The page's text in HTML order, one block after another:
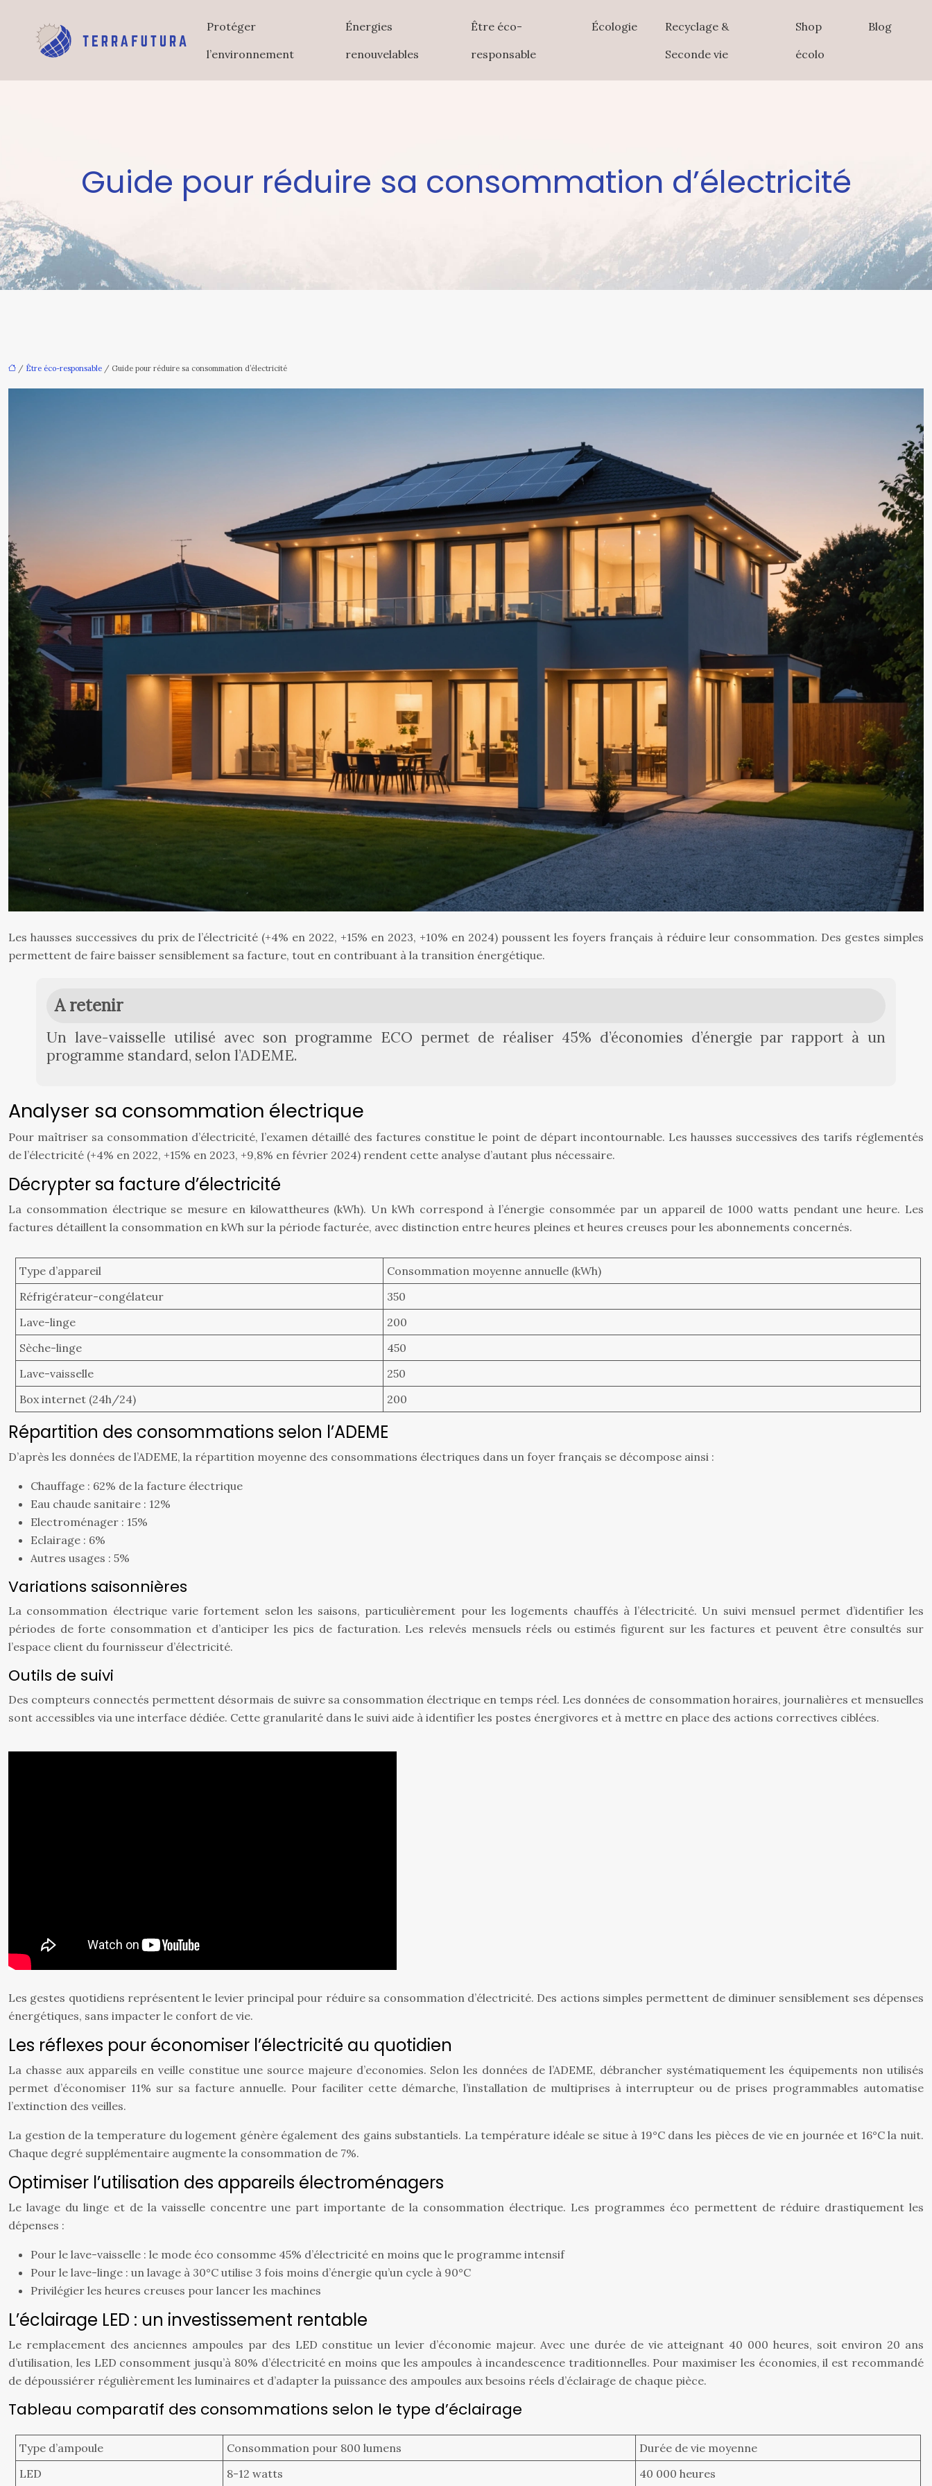
Protéger
l’environnement
Énergies
renouvelables
Être éco-
responsable
Écologie
Recyclage &
Seconde vie
Shop
écolo
Blog
Guide pour réduire sa consommation d’électricité
/ Être éco-responsable / Guide pour réduire sa consommation d’électricité
Les hausses successives du prix de l’électricité (+4% en 2022, +15% en 2023, +10% en 2024) poussent les foyers français à réduire leur consommation. Des gestes simples
permettent de faire baisser sensiblement sa facture, tout en contribuant à la transition énergétique.
A retenir
Un lave-vaisselle utilisé avec son programme ECO permet de réaliser 45% d’économies d’énergie par rapport à un
programme standard, selon l’ADEME.
Analyser sa consommation électrique
Pour maîtriser sa consommation d’électricité, l’examen détaillé des factures constitue le point de départ incontournable. Les hausses successives des tarifs réglementés
de l’électricité (+4% en 2022, +15% en 2023, +9,8% en février 2024) rendent cette analyse d’autant plus nécessaire.
Décrypter sa facture d’électricité
La consommation électrique se mesure en kilowattheures (kWh). Un kWh correspond à l’énergie consommée par un appareil de 1000 watts pendant une heure. Les
factures détaillent la consommation en kWh sur la période facturée, avec distinction entre heures pleines et heures creuses pour les abonnements concernés.
Type d’appareil
Consommation moyenne annuelle (kWh)
Réfrigérateur-congélateur
350
Lave-linge
200
Sèche-linge
450
Lave-vaisselle
250
Box internet (24h/24)
200
Répartition des consommations selon l’ADEME
D’après les données de l’ADEME, la répartition moyenne des consommations électriques dans un foyer français se décompose ainsi :
Chauffage : 62% de la facture électrique
Eau chaude sanitaire : 12%
Electroménager : 15%
Eclairage : 6%
Autres usages : 5%
Variations saisonnières
La consommation électrique varie fortement selon les saisons, particulièrement pour les logements chauffés à l’électricité. Un suivi mensuel permet d’identifier les
périodes de forte consommation et d’anticiper les pics de facturation. Les relevés mensuels réels ou estimés figurent sur les factures et peuvent être consultés sur
l’espace client du fournisseur d’électricité.
Outils de suivi
Des compteurs connectés permettent désormais de suivre sa consommation électrique en temps réel. Les données de consommation horaires, journalières et mensuelles
sont accessibles via une interface dédiée. Cette granularité dans le suivi aide à identifier les postes énergivores et à mettre en place des actions correctives ciblées.
Les gestes quotidiens représentent le levier principal pour réduire sa consommation d’électricité. Des actions simples permettent de diminuer sensiblement ses dépenses
énergétiques, sans impacter le confort de vie.
Les réflexes pour économiser l’électricité au quotidien
La chasse aux appareils en veille constitue une source majeure d’economies. Selon les données de l’ADEME, débrancher systématiquement les équipements non utilisés
permet d’économiser 11% sur sa facture annuelle. Pour faciliter cette démarche, l’installation de multiprises à interrupteur ou de prises programmables automatise
l’extinction des veilles.
La gestion de la temperature du logement génère également des gains substantiels. La température idéale se situe à 19°C dans les pièces de vie en journée et 16°C la nuit.
Chaque degré supplémentaire augmente la consommation de 7%.
Optimiser l’utilisation des appareils électroménagers
Le lavage du linge et de la vaisselle concentre une part importante de la consommation électrique. Les programmes éco permettent de réduire drastiquement les
dépenses :
Pour le lave-vaisselle : le mode éco consomme 45% d’électricité en moins que le programme intensif
Pour le lave-linge : un lavage à 30°C utilise 3 fois moins d’énergie qu’un cycle à 90°C
Privilégier les heures creuses pour lancer les machines
L’éclairage LED : un investissement rentable
Le remplacement des anciennes ampoules par des LED constitue un levier d’économie majeur. Avec une durée de vie atteignant 40 000 heures, soit environ 20 ans
d’utilisation, les LED consomment jusqu’à 80% d’électricité en moins que les ampoules à incandescence traditionnelles. Pour maximiser les économies, il est recommandé
de dépoussiérer régulièrement les luminaires et d’adapter la puissance des ampoules aux besoins réels d’éclairage de chaque pièce.
Tableau comparatif des consommations selon le type d’éclairage
Type d’ampoule Consommation pour 800 lumens
Durée de vie moyenne
LED
8-12 watts 40 000 heures